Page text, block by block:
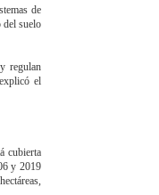
de
suelo
regulan
el
cubierta
y 2019